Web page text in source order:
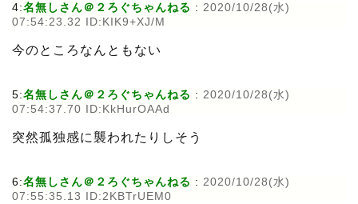
4:名無しさん＠２ろぐちゃんねる : 2020/10/28(水)
07:54:23.32 ID:KIK9+XJ/M
今のところなんともない
5:名無しさん＠２ろぐちゃんねる : 2020/10/28(水)
07:54:37.70 ID:KkHurOAAd
突然孤独感に襲われたりしそう
6:名無しさん＠２ろぐちゃんねる : 2020/10/28(水)
07:55:35.13 ID:2KBTrUEM0